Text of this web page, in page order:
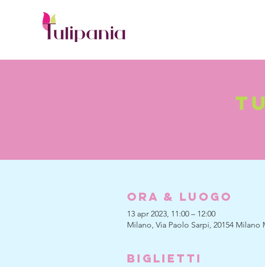
Ora & Luogo
13 apr 2023, 11:00 – 12:00
Milano, Via Paolo Sarpi, 20154 Milano
Biglietti